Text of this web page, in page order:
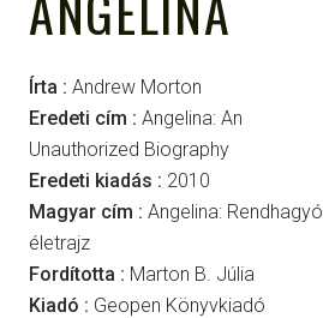
Írta : Andrew Morton
Eredeti cím : Angelina: An
Unauthorized Biography
Eredeti kiadás : 2010
Magyar cím : Angelina: Rendhagyó
életrajz
Fordította : Marton B. Júlia
Kiadó : Geopen Könyvkiadó